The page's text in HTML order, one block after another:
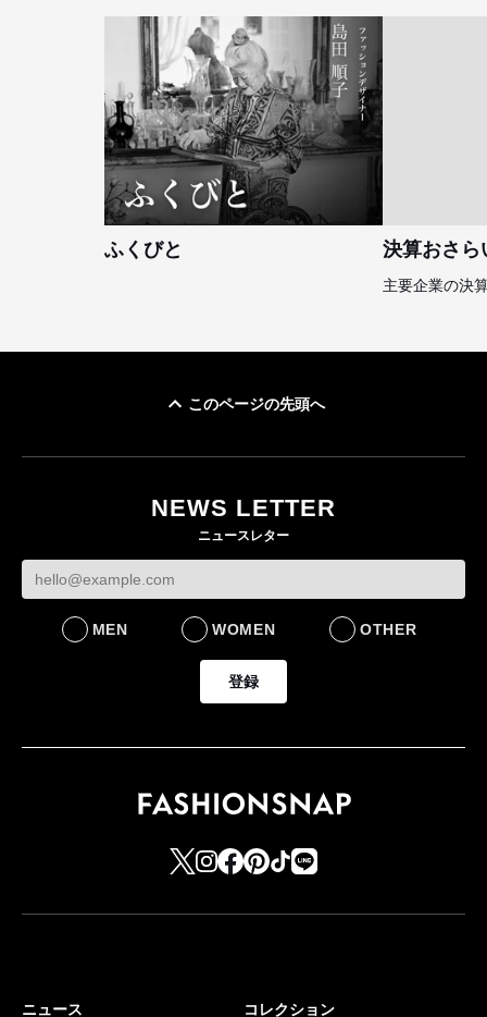
ふくびと 決算おさら
主要企業の決
このページの先頭へ
NEWS LETTER
ニュースレター
MEN WOMEN OTHER
登録
ニュース
コレクション